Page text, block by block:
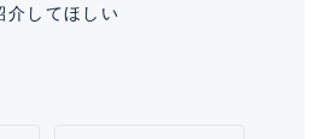
介してほしい